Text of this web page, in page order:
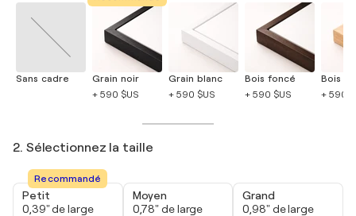
Sans cadre
Grain noir
+ 590 $US
Grain blanc
+ 590 $US
Bois foncé
+ 590 $US
Bois
+ 590
2. Sélectionnez la taille
Recommandé
Petit
0,39" de large
Moyen
0,78" de large
Grand
0,98" de large